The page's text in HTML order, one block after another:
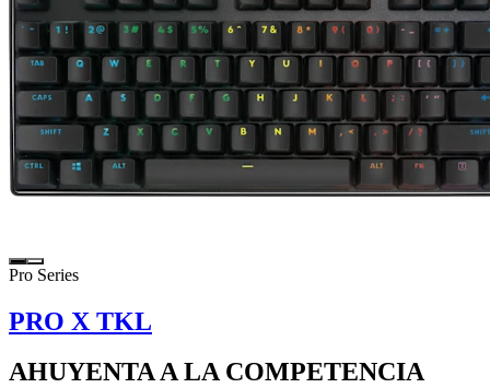
Pro Series
PRO X TKL
AHUYENTA A LA COMPETENCIA